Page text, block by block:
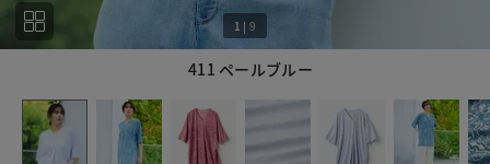
411 ペールブルー
1 | 9